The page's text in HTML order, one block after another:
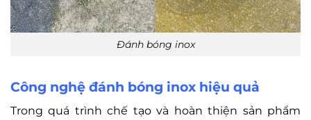
Đánh bóng inox
Công nghệ đánh bóng inox hiệu quả
Trong quá trình chế tạo và hoàn thiện sản phẩm